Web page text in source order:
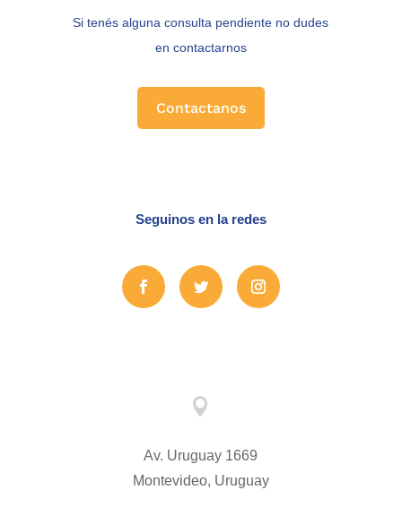
Si tenés alguna consulta pendiente no dudes
en contactarnos
Contactanos
Seguinos en la redes

Av. Uruguay 1669
Montevideo, Uruguay